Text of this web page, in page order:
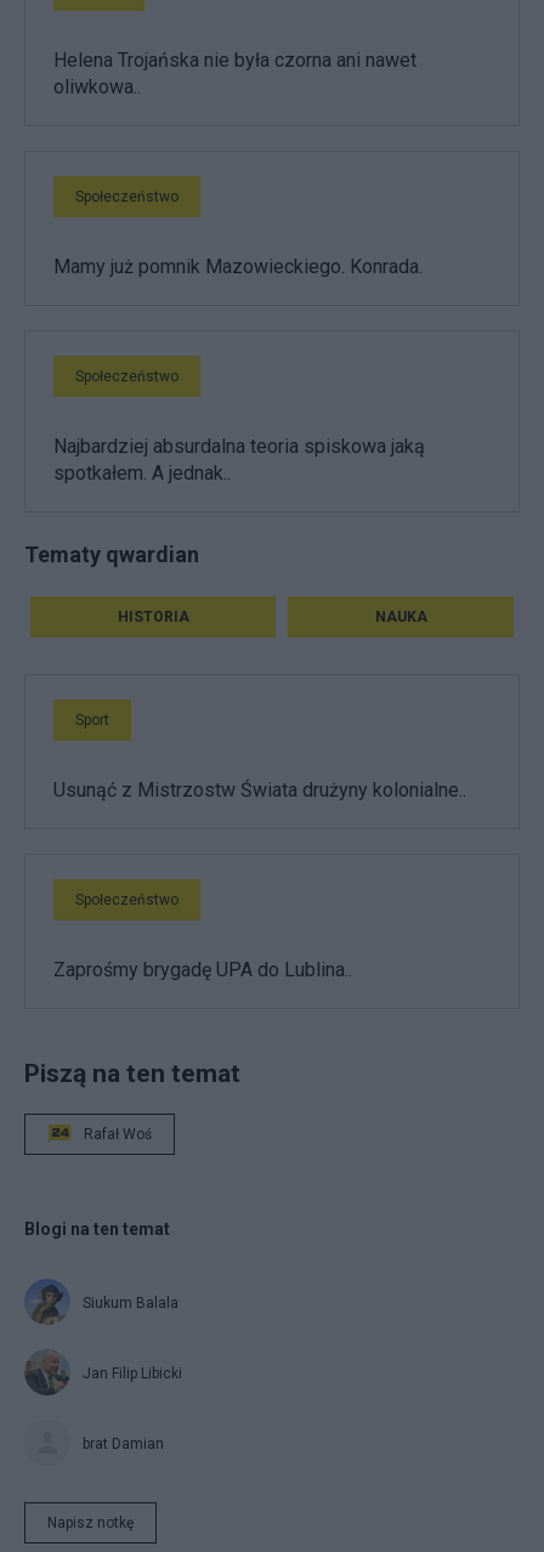
Helena Trojańska nie była czorna ani nawet
oliwkowa..
Społeczeństwo
Mamy już pomnik Mazowieckiego. Konrada.
Społeczeństwo
Najbardziej absurdalna teoria spiskowa jaką
spotkałem. A jednak..
Tematy qwardian
HISTORIA NAUKA
Sport
Usunąć z Mistrzostw Świata drużyny kolonialne..
Społeczeństwo
Zaprośmy brygadę UPA do Lublina..
Piszą na ten temat
Rafał Woś
Blogi na ten temat
Siukum Balala
Jan Filip Libicki
brat Damian
Napisz notkę